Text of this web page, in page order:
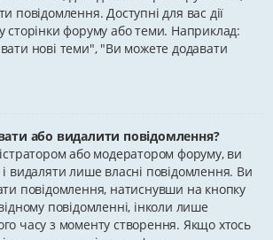
повідомлення. Доступні для вас дії
сторінки форуму або теми. Наприклад:
нові теми", "Ви можете додавати
або видалити повідомлення?
або модератором форуму, ви
видаляти лише власні повідомлення. Ви
повідомлення, натиснувши на кнопку
повідомленні, інколи лише
часу з моменту створення. Якщо хтось